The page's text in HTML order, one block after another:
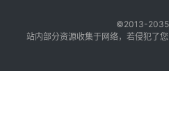
©2013-2035
站内部分资源收集于网络，若侵犯了